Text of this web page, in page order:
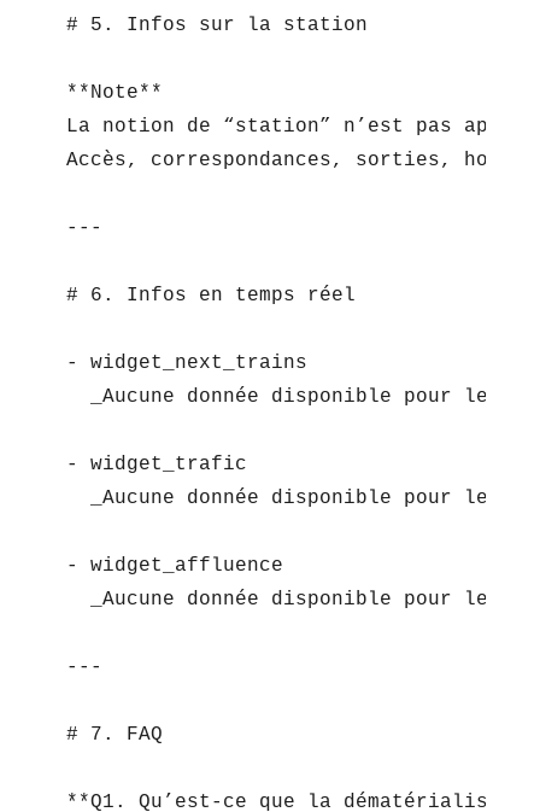
# 5. Infos sur la station
**Note**
La notion de “station” n’est pas
Accès, correspondances, sorties,
---
# 6. Infos en temps réel
- widget_next_trains
_Aucune donnée disponible pour le
- widget_trafic
_Aucune donnée disponible pour le
- widget_affluence
_Aucune donnée disponible pour le
---
# 7. FAQ
**Q1. Qu’est-ce que la